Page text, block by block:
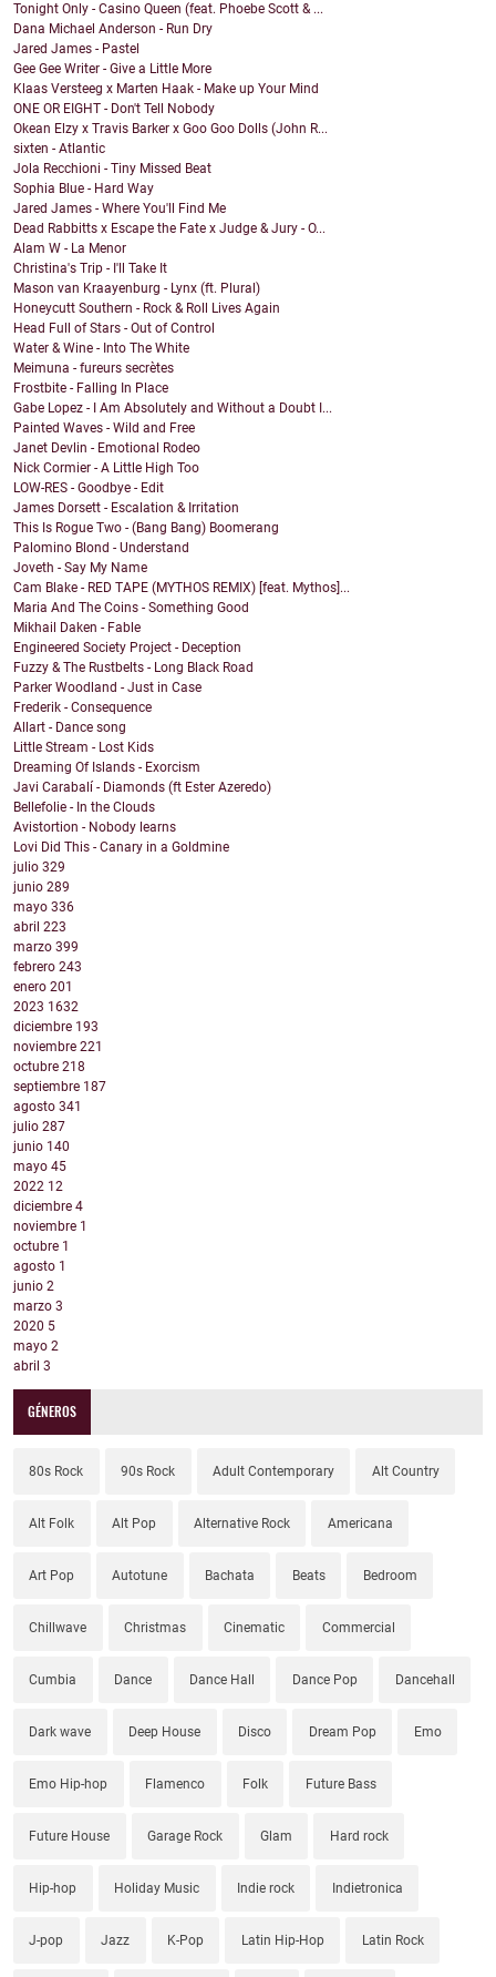
Tonight Only - Casino Queen (feat. Phoebe Scott & ...
Dana Michael Anderson - Run Dry
Jared James - Pastel
Gee Gee Writer - Give a Little More
Klaas Versteeg x Marten Haak - Make up Your Mind
ONE OR EIGHT - Don't Tell Nobody
Okean Elzy x Travis Barker x Goo Goo Dolls (John R...
sixten - Atlantic
Jola Recchioni - Tiny Missed Beat
Sophia Blue - Hard Way
Jared James - Where You'll Find Me
Dead Rabbitts x Escape the Fate x Judge & Jury - O...
Alam W - La Menor
Christina's Trip - I'll Take It
Mason van Kraayenburg - Lynx (ft. Plural)
Honeycutt Southern - Rock & Roll Lives Again
Head Full of Stars - Out of Control
Water & Wine - Into The White
Meimuna - fureurs secrètes
Frostbite - Falling In Place
Gabe Lopez - I Am Absolutely and Without a Doubt I...
Painted Waves - Wild and Free
Janet Devlin - Emotional Rodeo
Nick Cormier - A Little High Too
LOW-RES - Goodbye - Edit
James Dorsett - Escalation & Irritation
This Is Rogue Two - (Bang Bang) Boomerang
Palomino Blond - Understand
Joveth - Say My Name
Cam Blake - RED TAPE (MYTHOS REMIX) [feat. Mythos]...
Maria And The Coins - Something Good
Mikhail Daken - Fable
Engineered Society Project - Deception
Fuzzy & The Rustbelts - Long Black Road
Parker Woodland - Just in Case
Frederik - Consequence
Allart - Dance song
Little Stream - Lost Kids
Dreaming Of Islands - Exorcism
Javi Carabalí - Diamonds (ft Ester Azeredo)
Bellefolie - In the Clouds
Avistortion - Nobody learns
Lovi Did This - Canary in a Goldmine
julio 329
junio 289
mayo 336
abril 223
marzo 399
febrero 243
enero 201
2023 1632
diciembre 193
noviembre 221
octubre 218
septiembre 187
agosto 341
julio 287
junio 140
mayo 45
2022 12
diciembre 4
noviembre 1
octubre 1
agosto 1
junio 2
marzo 3
2020 5
mayo 2
abril 3
GÉNEROS
80s Rock 90s Rock Adult Contemporary Alt Country
Alt Folk Alt Pop Alternative Rock Americana
Art Pop Autotune Bachata Beats Bedroom
Chillwave Christmas Cinematic Commercial
Cumbia Dance Dance Hall Dance Pop Dancehall
Dark wave Deep House Disco Dream Pop Emo
Emo Hip-hop Flamenco Folk Future Bass
Future House Garage Rock Glam Hard rock
Hip-hop Holiday Music Indie rock Indietronica
J-pop Jazz K-Pop Latin Hip-Hop Latin Rock